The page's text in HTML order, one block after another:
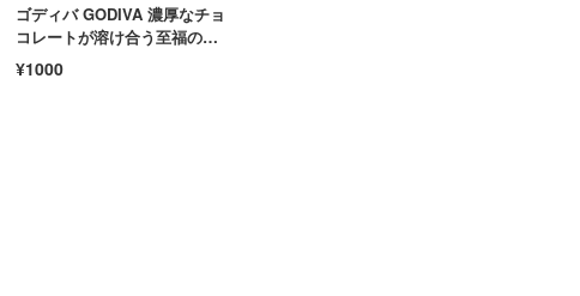
ゴディバ GODIVA 濃厚なチョ
コレートが溶け合う至福のシ
ョコリキサーで贅沢気分 ドリ
ンク スイーツ ご褒美
¥1000